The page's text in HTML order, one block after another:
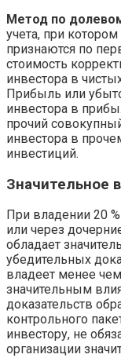
Метод по
учета, при
признаются по
стоимость
инвестора в
Прибыль или
инвестора в
прочий
инвестора в
инвестиций.
Значительное
При владении 20
или через
обладает
убедительных
владеет менее чем
значительным
доказательств
контрольного
инвестору, не
организации